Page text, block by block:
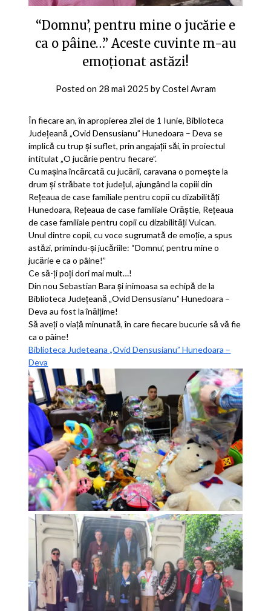
“Domnu’, pentru mine o jucărie e
ca o pâine…” Aceste cuvinte m-au
emoționat astăzi!
Posted on 28 mai 2025 byCostel Avram
În fiecare an, în apropierea zilei de 1 Iunie, Biblioteca
Județeană „Ovid Densusianu” Hunedoara – Deva se
implică cu trup și suflet, prin angajații săi, în proiectul
intitulat „O jucărie pentru fiecare”.
Cu mașina încărcată cu jucării, caravana o pornește la
drum și străbate tot județul, ajungând la copiii din
Rețeaua de case familiale pentru copii cu dizabilități
Hunedoara, Rețeaua de case familiale Orăștie, Rețeaua
de case familiale pentru copii cu dizabilități Vulcan.
Unul dintre copii, cu voce sugrumată de emoție, a spus
astăzi, primindu-și jucăriile: “Domnu’, pentru mine o
jucărie e ca o pâine!”
Ce să-ți poți dori mai mult…!
Din nou Sebastian Bara și inimoasa sa echipă de la
Biblioteca Județeană „Ovid Densusianu” Hunedoara –
Deva au fost la înălțime!
Să aveți o viață minunată, în care fiecare bucurie să vă fie
ca o pâine!
Biblioteca Judeteana „Ovid Densusianu” Hunedoara –
Deva